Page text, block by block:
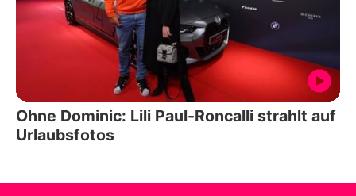
Ohne Dominic: Lili Paul-Roncalli strahlt auf
Urlaubsfotos